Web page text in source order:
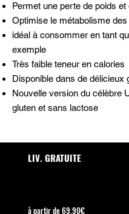
Permet une perte de poids
Optimise le métabolisme
idéal à consommer en tant
exemple
Très faible teneur en calories
Disponible dans de délicieux
Nouvelle version du célèbre
gluten et sans lactose
LIV. GRATUITE
à partir de 69,90€